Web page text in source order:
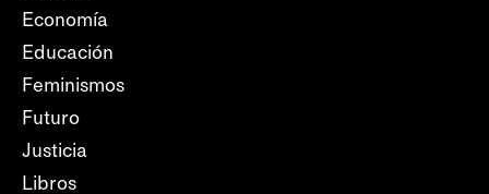
Economía
Educación
Feminismos
Futuro
Justicia
Libros